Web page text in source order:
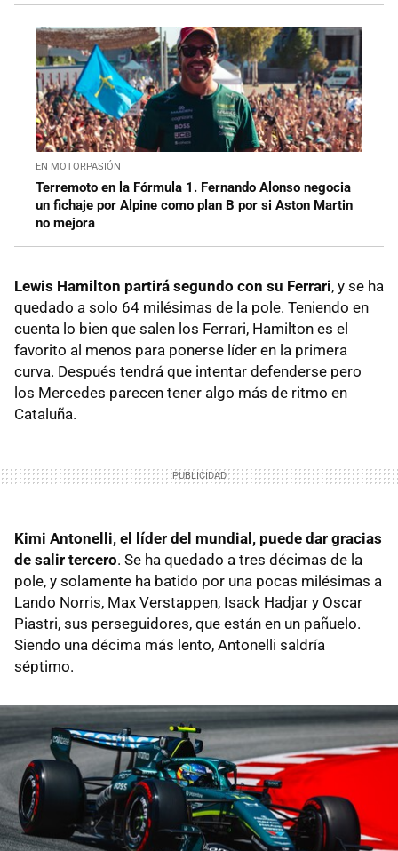
EN MOTORPASIÓN
Terremoto en la Fórmula 1. Fernando Alonso negocia
un fichaje por Alpine como plan B por si Aston Martin
no mejora
Lewis Hamilton partirá segundo con su Ferrari, y se ha
quedado a solo 64 milésimas de la pole. Teniendo en
cuenta lo bien que salen los Ferrari, Hamilton es el
favorito al menos para ponerse líder en la primera
curva. Después tendrá que intentar defenderse pero
los Mercedes parecen tener algo más de ritmo en
Cataluña.
Kimi Antonelli, el líder del mundial, puede dar gracias
de salir tercero. Se ha quedado a tres décimas de la
pole, y solamente ha batido por una pocas milésimas a
Lando Norris, Max Verstappen, Isack Hadjar y Oscar
Piastri, sus perseguidores, que están en un pañuelo.
Siendo una décima más lento, Antonelli saldría
séptimo.